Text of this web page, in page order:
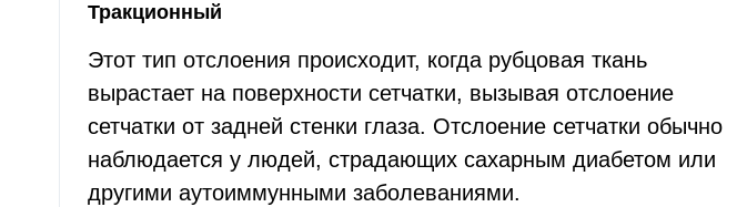
Тракционный
Этот тип отслоения происходит, когда рубцовая ткань
вырастает на поверхности сетчатки, вызывая отслоение
сетчатки от задней стенки глаза. Отслоение сетчатки обычно
наблюдается у людей, страдающих сахарным диабетом или
другими аутоиммунными заболеваниями.